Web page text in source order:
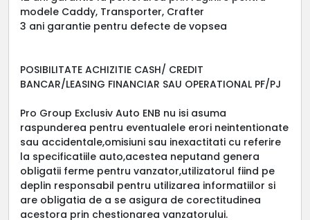
modele Caddy, Transporter, Crafter
3 ani garantie pentru defecte de vopsea
POSIBILITATE ACHIZITIE CASH/ CREDIT
BANCAR/LEASING FINANCIAR SAU OPERATIONAL PF/PJ
Pro Group Exclusiv Auto ENB nu isi asuma
raspunderea pentru eventualele erori neintentionate
sau accidentale,omisiuni sau inexactitati cu referire
la specificatiile auto,acestea neputand genera
obligatii ferme pentru vanzator,utilizatorul fiind pe
deplin responsabil pentru utilizarea informatiilor si
are obligatia de a se asigura de corectitudinea
acestora prin chestionarea vanzatorului.